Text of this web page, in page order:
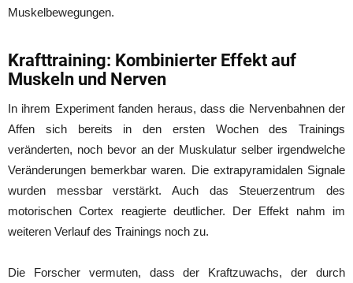
Muskelbewegungen.
Krafttraining: Kombinierter Effekt auf
Muskeln und Nerven
In ihrem Experiment fanden heraus, dass die Nervenbahnen der
Affen sich bereits in den ersten Wochen des Trainings
veränderten, noch bevor an der Muskulatur selber irgendwelche
Veränderungen bemerkbar waren. Die extrapyramidalen Signale
wurden messbar verstärkt. Auch das Steuerzentrum des
motorischen Cortex reagierte deutlicher. Der Effekt nahm im
weiteren Verlauf des Trainings noch zu.
Die Forscher vermuten, dass der Kraftzuwachs, der durch